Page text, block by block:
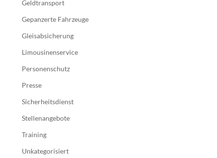
Geldtransport
Gepanzerte Fahrzeuge
Gleisabsicherung
Limousinenservice
Personenschutz
Presse
Sicherheitsdienst
Stellenangebote
Training
Unkategorisiert